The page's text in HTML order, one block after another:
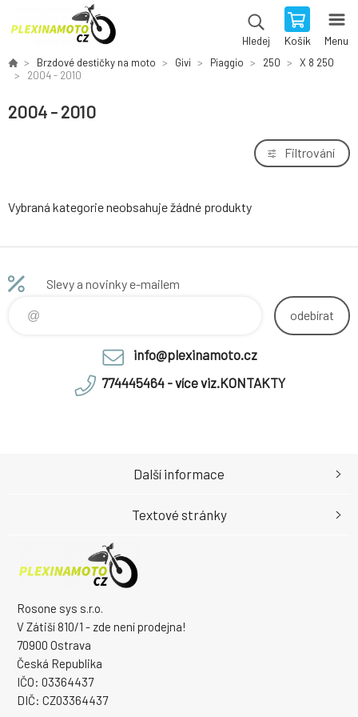
Hledej Košík Menu
Brzdové destičky na moto Givi Piaggio 250
X 8 250
2004 - 2010
2004 - 2010
Filtrování
Vybraná kategorie neobsahuje žádné produkty
Slevy a novinky e-mailem
odebírat
info@plexinamoto.cz
774445464 - více viz.KONTAKTY
Rosone sys s.r.o.
V Zátiší 810/1 - zde není prodejna!
70900 Ostrava
Česká Republika
IČO: 03364437
DIČ: CZ03364437
Další informace
Textové stránky